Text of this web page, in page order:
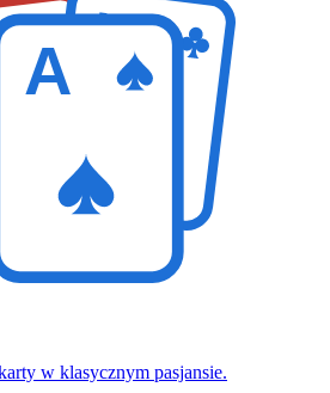
K
A
w klasycznym pasjansie.